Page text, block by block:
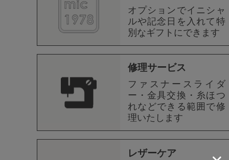
オプションでイニシャ
ルや記念日を入れて特
別なギフトにできます
修理サービス
ファスナースライダ
ー・金具交換・糸ほつ
れなどできる範囲で修
理いたします
レザーケア